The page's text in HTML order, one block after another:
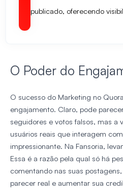
publicado, oferecendo
O Poder do
O sucesso do Marketing no
engajamento. Claro, pode
seguidores e votos falsos, mas a
usuários reais que interagem
impressionante. Na Fansoria,
Essa é a razão pela qual só há
comentando nas suas
parecer real e aumentar sua